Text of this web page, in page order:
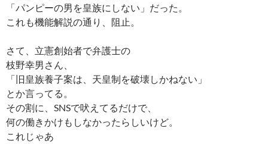
「パンピーの男を皇族にしない」だった。
これも機能解説の通り、阻止。
さて、立憲創始者で弁護士の
枝野幸男さん、
「旧皇族養子案は、天皇制を破壊しかねない」
とか言ってる。
その割に、SNSで吠えてるだけで、
何の働きかけもしなかったらしいけど。
これじゃあ